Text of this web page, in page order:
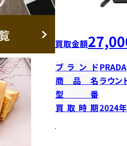
買取金額
ブランドPRADA
商品名 ラウン
型番
買取時期2024